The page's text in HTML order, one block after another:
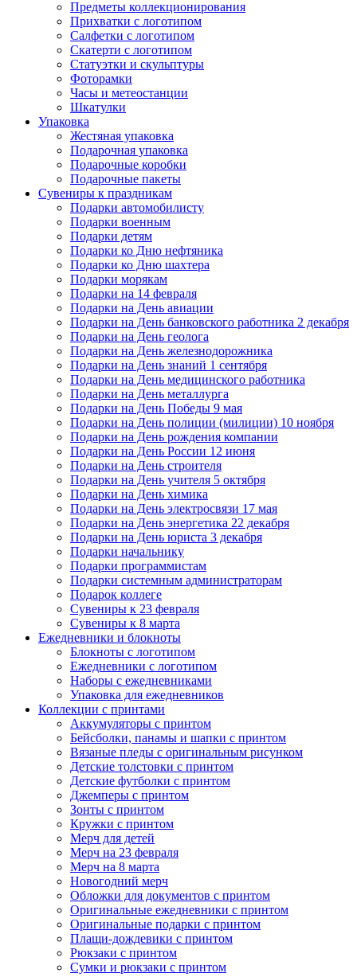
Предметы коллекционирования
Прихватки с логотипом
Салфетки с логотипом
Скатерти с логотипом
Статуэтки и скульптуры
Фоторамки
Часы и метеостанции
Шкатулки
Упаковка
Жестяная упаковка
Подарочная упаковка
Подарочные коробки
Подарочные пакеты
Сувениры к праздникам
Подарки автомобилисту
Подарки военным
Подарки детям
Подарки ко Дню нефтяника
Подарки ко Дню шахтера
Подарки морякам
Подарки на 14 февраля
Подарки на День авиации
Подарки на День банковского работника 2 декабря
Подарки на День геолога
Подарки на День железнодорожника
Подарки на День знаний 1 сентября
Подарки на День медицинского работника
Подарки на День металлурга
Подарки на День Победы 9 мая
Подарки на День полиции (милиции) 10 ноября
Подарки на День рождения компании
Подарки на День России 12 июня
Подарки на День строителя
Подарки на День учителя 5 октября
Подарки на День химика
Подарки на День электросвязи 17 мая
Подарки на День энергетика 22 декабря
Подарки на День юриста 3 декабря
Подарки начальнику
Подарки программистам
Подарки системным администраторам
Подарок коллеге
Сувениры к 23 февраля
Сувениры к 8 марта
Ежедневники и блокноты
Блокноты с логотипом
Ежедневники с логотипом
Наборы с ежедневниками
Упаковка для ежедневников
Коллекции с принтами
Аккумуляторы с принтом
Бейсболки, панамы и шапки с принтом
Вязаные пледы с оригинальным рисунком
Детские толстовки с принтом
Детские футболки с принтом
Джемперы с принтом
Зонты с принтом
Кружки с принтом
Мерч для детей
Мерч на 23 февраля
Мерч на 8 марта
Новогодний мерч
Обложки для документов с принтом
Оригинальные ежедневники с принтом
Оригинальные подарки с принтом
Плащи-дождевики с принтом
Рюкзаки с принтом
Сумки и рюкзаки с принтом